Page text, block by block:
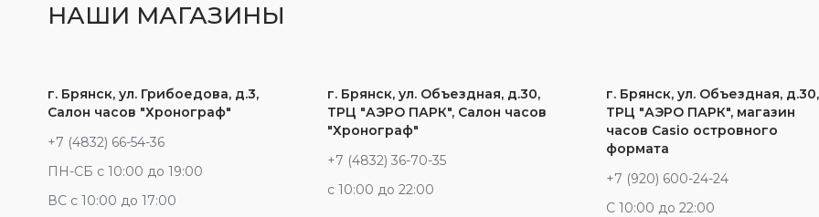
НАШИ МАГАЗИНЫ
г. Брянск, ул. Грибоедова, д.3,
Салон часов "Хронограф"
+7 (4832) 66-54-36
ПН-СБ с 10:00 до 19:00
ВС с 10:00 до 17:00
г. Брянск, ул. Объездная, д.30,
ТРЦ "АЭРО ПАРК", Салон часов
"Хронограф"
+7 (4832) 36-70-35
c 10:00 до 22:00
г. Брянск, ул. Объездная, д.30,
ТРЦ "АЭРО ПАРК", магазин
часов Casio островного
формата
+7 (920) 600-24-24
С 10:00 до 22:00